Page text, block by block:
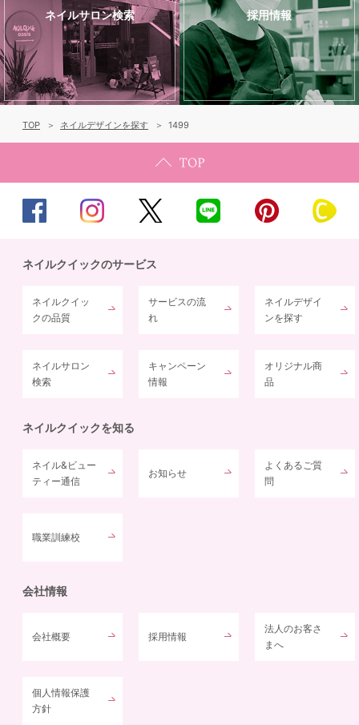
ネイルサロン検索 採用情報
TOP ネイルデザインを探す 1499
ネイルクイックのサービス
ネイルクイッ
クの品質
サービスの流
れ
ネイルデザイ
ンを探す
ネイルサロン
検索
キャンペーン
情報
オリジナル商
品
ネイルクイックを知る
ネイル&ビュー
ティー通信
お知らせ
よくあるご質
問
職業訓練校
会社情報
会社概要 採用情報
法人のお客さ
まへ
個人情報保護
方針